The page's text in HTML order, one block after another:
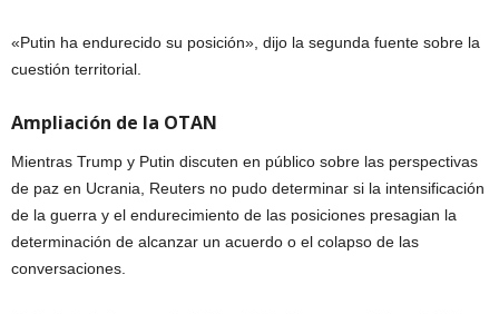
«Putin ha endurecido su posición», dijo la segunda fuente sobre la
cuestión territorial.
Ampliación de la OTAN
Mientras Trump y Putin discuten en público sobre las perspectivas
de paz en Ucrania, Reuters no pudo determinar si la intensificación
de la guerra y el endurecimiento de las posiciones presagian la
determinación de alcanzar un acuerdo o el colapso de las
conversaciones.